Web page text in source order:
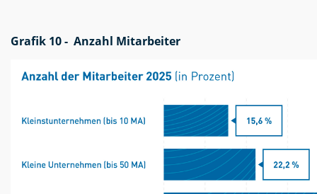
Grafik 10 - Anzahl Mitarbeiter